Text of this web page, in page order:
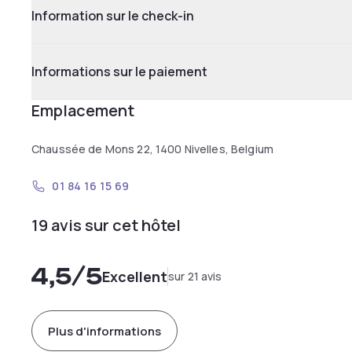
Information sur le check-in
Informations sur le paiement
Emplacement
Chaussée de Mons 22, 1400 Nivelles, Belgium
01 84 16 15 69
19 avis sur cet hôtel
4,5/5Excellentsur 21 avis
Plus d'informations